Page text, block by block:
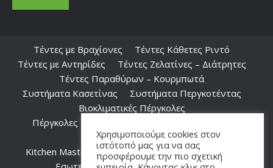
Τέντες με Βραχίονες
Τέντες Κάθετες Ριντό
Τέντες με Αντηρίδες
Τέντες Ζελατίνες – Διάτρητες
Τέντες Παραθύρων – Κουρμπωτά
Συστήματα Κασετίνας
Συστήματα Περγκοτέντας
Βιοκλιματικές Πέργκολες
Πέργκολες Εμποτισμού, Αλουμινίου, Ξύλινες –
Καφασωτά
Kitchen Master BBQ
Ειδικές Κατασκευές – Deck
Χρησιμοποιούμε cookies στον
ιστότοπό μας για να σας
προσφέρουμε την πιο σχετική